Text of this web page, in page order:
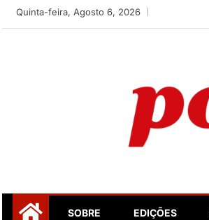
Skip
to
Quinta-feira, Agosto 6, 2026
Portugalidade
SOBRE EDIÇÕES